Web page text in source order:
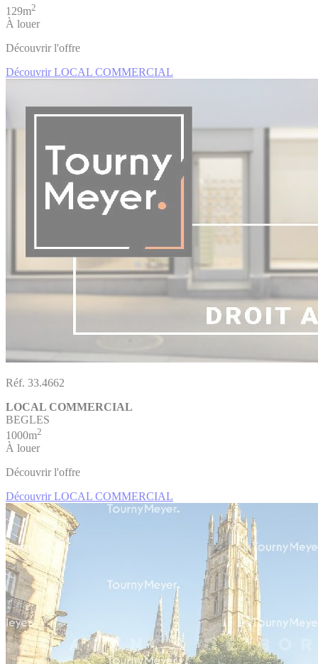
129m2
À louer
Découvrir l'offre
Découvrir LOCAL COMMERCIAL
Réf. 33.4662
LOCAL COMMERCIAL
BEGLES
1000m2
À louer
Découvrir l'offre
Découvrir LOCAL COMMERCIAL